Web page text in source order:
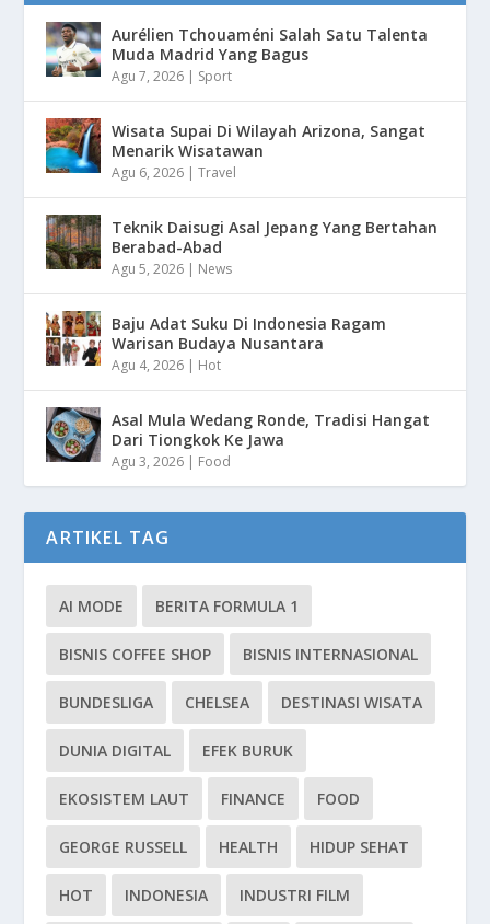
Aurélien Tchouaméni Salah Satu Talenta
Muda Madrid Yang Bagus
Agu 7, 2026 | Sport
Wisata Supai Di Wilayah Arizona, Sangat
Menarik Wisatawan
Agu 6, 2026 |Travel
Teknik Daisugi Asal Jepang Yang Bertahan
Berabad-Abad
Agu 5, 2026 | News
Baju Adat Suku Di Indonesia Ragam
Warisan Budaya Nusantara
Agu 4, 2026 | Hot
Asal Mula Wedang Ronde, Tradisi Hangat
Dari Tiongkok Ke Jawa
Agu 3, 2026 | Food
ARTIKEL TAG
AI MODE BERITA FORMULA 1
BISNIS COFFEE SHOP BISNIS INTERNASIONAL
BUNDESLIGA CHELSEA DESTINASI WISATA
DUNIA DIGITAL EFEK BURUK
EKOSISTEM LAUT FINANCE FOOD
GEORGE RUSSELL HEALTH HIDUP SEHAT
HOT INDONESIA INDUSTRI FILM